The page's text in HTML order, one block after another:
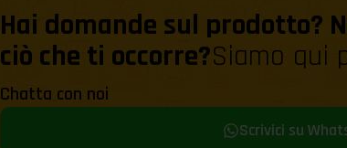
Hai domande sul prodotto?
ciò che ti occorre?Siamo qui
Chatta con noi
Scrivici su